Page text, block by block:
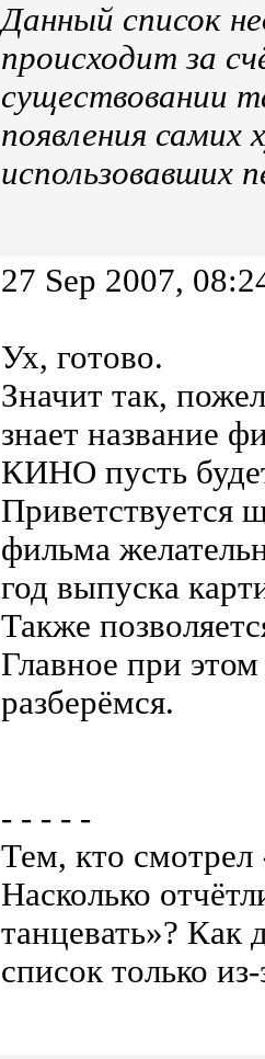
Данный список
происходит за
существовании
появления
использовавших
27 Sep 2007,
Ух, готово.
Значит так,
знает название
КИНО пусть
Приветствуется
фильма
год выпуска
Также
Главное при
разберёмся.
- - - - -
Тем, кто
Насколько
танцевать»? Как
список только